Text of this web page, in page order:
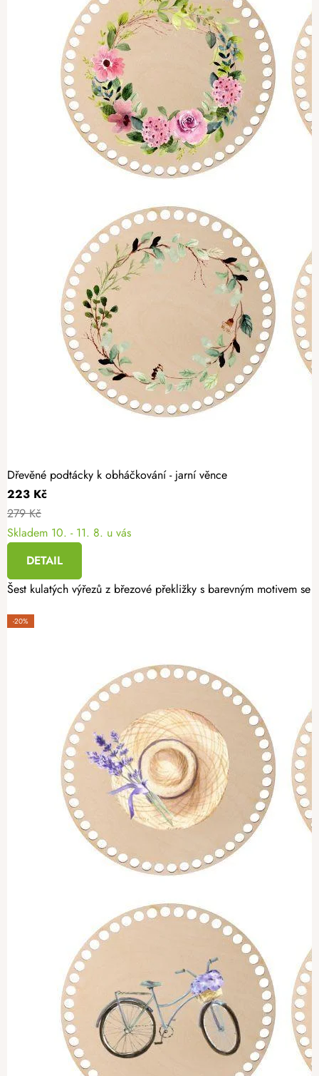
Dřevěné podtácky k obháčkování - jarní věnce
223 Kč
279 Kč
Skladem 10. - 11. 8. u vás
DETAIL
Šest kulatých výřezů z březové překližky s barevným motivem
-20%